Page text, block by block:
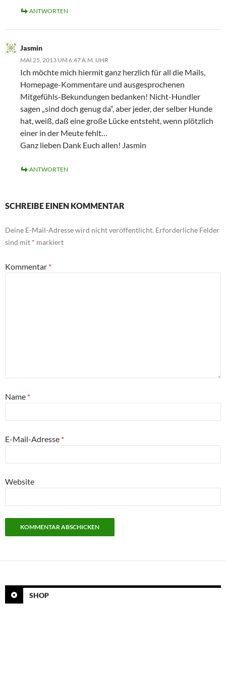
ANTWORTEN
Jasmin
MAI 25, 2013 UM 6:47 A.M. UHR
Ich möchte mich hiermit ganz herzlich für all die Mails,
Homepage-Kommentare und ausgesprochenen
Mitgefühls-Bekundungen bedanken! Nicht-Hundler
sagen „sind doch genug da“, aber jeder, der selber Hunde
hat, weiß, daß eine große Lücke entsteht, wenn plötzlich
einer in der Meute fehlt…
Ganz lieben Dank Euch allen! Jasmin
ANTWORTEN
SCHREIBE EINEN KOMMENTAR
Deine E-Mail-Adresse wird nicht veröffentlicht. Erforderliche Felder
sind mit * markiert
Kommentar *
Name *
E-Mail-Adresse *
Website
SHOP